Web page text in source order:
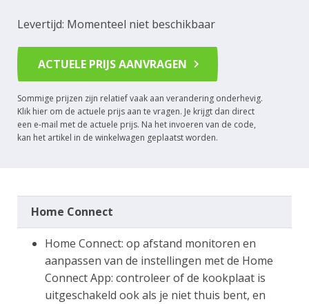
Levertijd: Momenteel niet beschikbaar
ACTUELE PRIJS AANVRAGEN
Sommige prijzen zijn relatief vaak aan verandering onderhevig.
Klik hier om de actuele prijs aan te vragen. Je krijgt dan direct
een e-mail met de actuele prijs. Na het invoeren van de code,
kan het artikel in de winkelwagen geplaatst worden.
Home Connect
Home Connect: op afstand monitoren en
aanpassen van de instellingen met de Home
Connect App: controleer of de kookplaat is
uitgeschakeld ook als je niet thuis bent, en